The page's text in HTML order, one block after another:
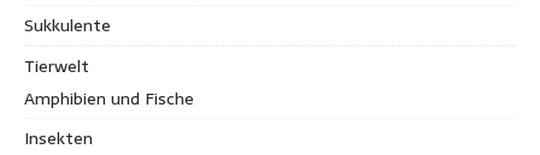
Sukkulente
Tierwelt
Amphibien und Fische
Insekten